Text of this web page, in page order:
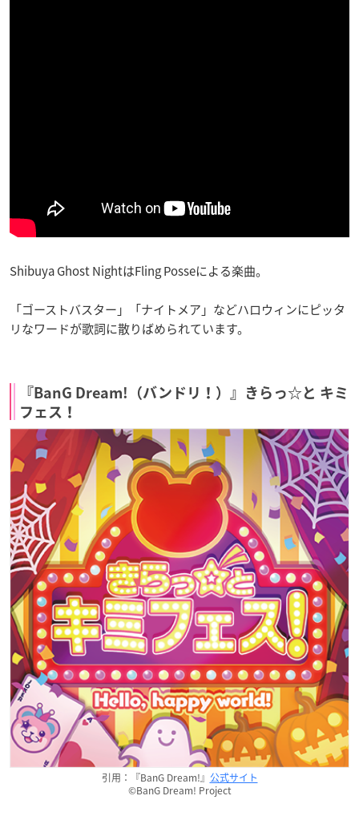
Shibuya Ghost NightはFling Posseによる楽曲。
「ゴーストバスター」「ナイトメア」などハロウィンにピッタ
リなワードが歌詞に散りばめられています。
『BanG Dream!（バンドリ！）』きらっ☆と キミ
フェス！
引用：『BanG Dream!』 公式サイト
©BanG Dream! Project